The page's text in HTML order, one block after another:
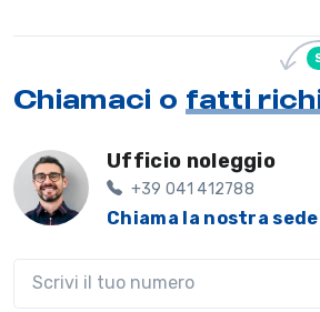
Chiamaci o fatti
Ufficio noleggio
+39 041 412788
Chiama la nostra sede